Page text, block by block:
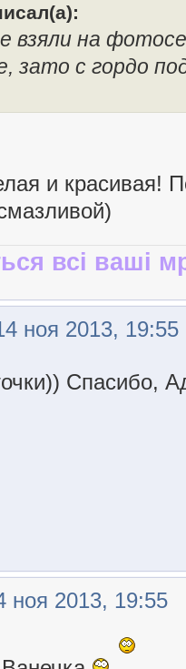
взяли на
зато с гордо
и красивая!
всі ваші
ноя 2013, 19:55
Спасибо,
ноя 2013, 19:55